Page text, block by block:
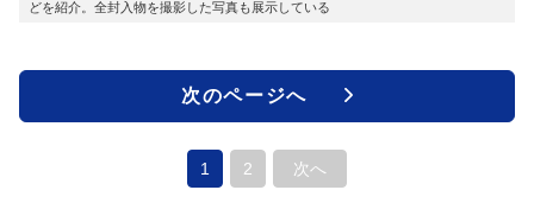
どを紹介。全封入物を撮影した写真も展示している
次のページへ
1 2 次へ